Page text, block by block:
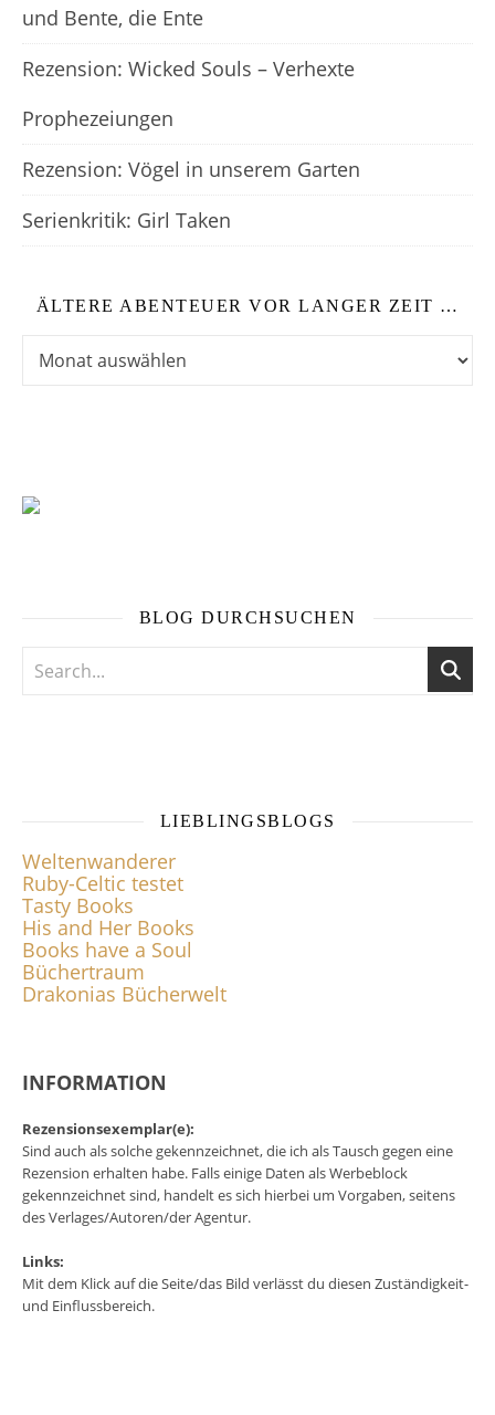
und Bente, die Ente
Rezension: Wicked Souls – Verhexte
Prophezeiungen
Rezension: Vögel in unserem Garten
Serienkritik: Girl Taken
ÄLTERE ABENTEUER VOR LANGER ZEIT …
BLOG DURCHSUCHEN
LIEBLINGSBLOGS
Weltenwanderer
Ruby-Celtic testet
Tasty Books
His and Her Books
Books have a Soul
Büchertraum
Drakonias Bücherwelt
INFORMATION
Rezensionsexemplar(e):
Sind auch als solche gekennzeichnet, die ich als Tausch gegen eine
Rezension erhalten habe. Falls einige Daten als Werbeblock
gekennzeichnet sind, handelt es sich hierbei um Vorgaben, seitens
des Verlages/Autoren/der Agentur.
Links:
Mit dem Klick auf die Seite/das Bild verlässt du diesen Zuständigkeit-
und Einflussbereich.